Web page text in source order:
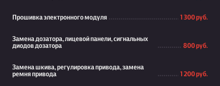
Прошивка электронного модуля 1 300 руб.
Замена дозатора, лицевой панели, сигнальных
диодов дозатора
800 руб.
Замена шкива, регулировка привода, замена
ремня привода
1 200 руб.